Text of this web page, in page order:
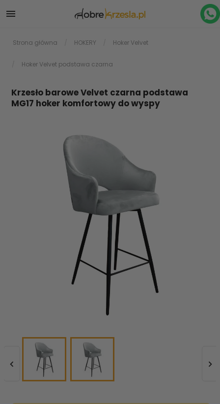

Strona główna HOKERY Hoker Velvet
Hoker Velvet podstawa czarna
Krzesło barowe Velvet czarna podstawa
MG17 hoker komfortowy do wyspy
 